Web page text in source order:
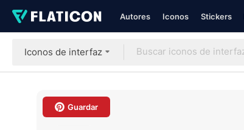
Autores Iconos Stickers
Iconos de interfaz
Guardar